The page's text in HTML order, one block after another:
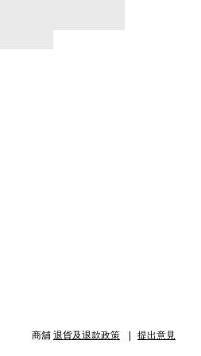
商舖 退貨及退款政策 提出意見